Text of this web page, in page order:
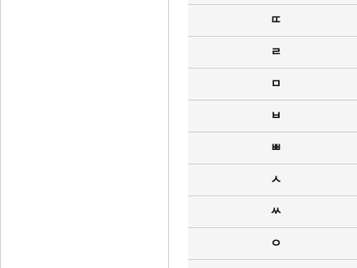
ㄸ
ㄹ
ㅁ
ㅂ
ㅃ
ㅅ
ㅆ
ㅇ